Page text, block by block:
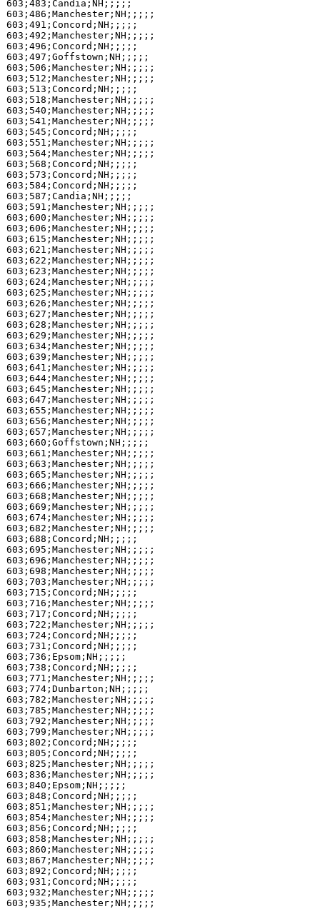
603;483;Candia;NH;;;;;
603;486;Manchester;NH;;;;;
603;491;Concord;NH;;;;;
603;492;Manchester;NH;;;;;
603;496;Concord;NH;;;;;
603;497;Goffstown;NH;;;;;
603;506;Manchester;NH;;;;;
603;512;Manchester;NH;;;;;
603;513;Concord;NH;;;;;
603;518;Manchester;NH;;;;;
603;540;Manchester;NH;;;;;
603;541;Manchester;NH;;;;;
603;545;Concord;NH;;;;;
603;551;Manchester;NH;;;;;
603;564;Manchester;NH;;;;;
603;568;Concord;NH;;;;;
603;573;Concord;NH;;;;;
603;584;Concord;NH;;;;;
603;587;Candia;NH;;;;;
603;591;Manchester;NH;;;;;
603;600;Manchester;NH;;;;;
603;606;Manchester;NH;;;;;
603;615;Manchester;NH;;;;;
603;621;Manchester;NH;;;;;
603;622;Manchester;NH;;;;;
603;623;Manchester;NH;;;;;
603;624;Manchester;NH;;;;;
603;625;Manchester;NH;;;;;
603;626;Manchester;NH;;;;;
603;627;Manchester;NH;;;;;
603;628;Manchester;NH;;;;;
603;629;Manchester;NH;;;;;
603;634;Manchester;NH;;;;;
603;639;Manchester;NH;;;;;
603;641;Manchester;NH;;;;;
603;644;Manchester;NH;;;;;
603;645;Manchester;NH;;;;;
603;647;Manchester;NH;;;;;
603;655;Manchester;NH;;;;;
603;656;Manchester;NH;;;;;
603;657;Manchester;NH;;;;;
603;660;Goffstown;NH;;;;;
603;661;Manchester;NH;;;;;
603;663;Manchester;NH;;;;;
603;665;Manchester;NH;;;;;
603;666;Manchester;NH;;;;;
603;668;Manchester;NH;;;;;
603;669;Manchester;NH;;;;;
603;674;Manchester;NH;;;;;
603;682;Manchester;NH;;;;;
603;688;Concord;NH;;;;;
603;695;Manchester;NH;;;;;
603;696;Manchester;NH;;;;;
603;698;Manchester;NH;;;;;
603;703;Manchester;NH;;;;;
603;715;Concord;NH;;;;;
603;716;Manchester;NH;;;;;
603;717;Concord;NH;;;;;
603;722;Manchester;NH;;;;;
603;724;Concord;NH;;;;;
603;731;Concord;NH;;;;;
603;736;Epsom;NH;;;;;
603;738;Concord;NH;;;;;
603;771;Manchester;NH;;;;;
603;774;Dunbarton;NH;;;;;
603;782;Manchester;NH;;;;;
603;785;Manchester;NH;;;;;
603;792;Manchester;NH;;;;;
603;799;Manchester;NH;;;;;
603;802;Concord;NH;;;;;
603;805;Concord;NH;;;;;
603;825;Manchester;NH;;;;;
603;836;Manchester;NH;;;;;
603;840;Epsom;NH;;;;;
603;848;Concord;NH;;;;;
603;851;Manchester;NH;;;;;
603;854;Manchester;NH;;;;;
603;856;Concord;NH;;;;;
603;858;Manchester;NH;;;;;
603;860;Manchester;NH;;;;;
603;867;Manchester;NH;;;;;
603;892;Concord;NH;;;;;
603;931;Concord;NH;;;;;
603;932;Manchester;NH;;;;;
603;935;Manchester;NH;;;;;